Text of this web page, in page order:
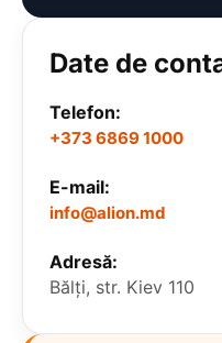
Date de
Telefon:
+373 6869 1000
E-mail:
info@alion.md
Adresă:
Bălți, str. Kiev 110